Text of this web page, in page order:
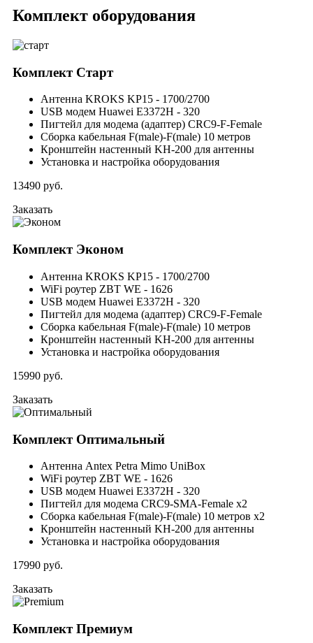
Комплект оборудования
Комплект Старт
Антенна KROKS KP15 - 1700/2700
USB модем Huawei E3372H - 320
Пигтейл для модема (адаптер) CRC9-F-Female
Сборка кабельная F(male)-F(male) 10 метров
Кронштейн настенный KH-200 для антенны
Установка и настройка оборудования
13490 руб.
Заказать
Комплект Эконом
Антенна KROKS KP15 - 1700/2700
WiFi роутер ZBT WE - 1626
USB модем Huawei E3372H - 320
Пигтейл для модема (адаптер) CRC9-F-Female
Сборка кабельная F(male)-F(male) 10 метров
Кронштейн настенный KH-200 для антенны
Установка и настройка оборудования
15990 руб.
Заказать
Комплект Оптимальный
Антенна Antex Petra Mimo UniBox
WiFi роутер ZBT WE - 1626
USB модем Huawei E3372H - 320
Пигтейл для модема CRC9-SMA-Female x2
Сборка кабельная F(male)-F(male) 10 метров x2
Кронштейн настенный KH-200 для антенны
Установка и настройка оборудования
17990 руб.
Заказать
КомплектПремиум